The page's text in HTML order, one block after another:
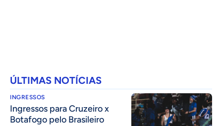
ÚLTIMAS NOTÍCIAS
INGRESSOS
Ingressos para Cruzeiro x
Botafogo pelo Brasileiro